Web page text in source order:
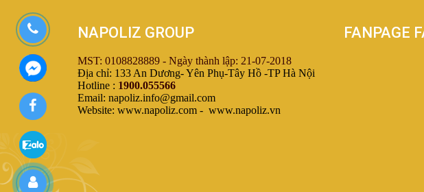
NAPOLIZ GROUP
MST: 0108828889 - Ngày thành lập: 21-07-2018
Địa chỉ: 133 An Dương- Yên Phụ-Tây Hồ -TP Hà Nội
Hotline : 1900.055566
Email: napoliz.info@gmail.com
Website: www.napoliz.com - www.napoliz.vn
FANPAGE